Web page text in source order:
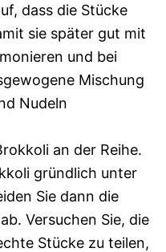
dass die Stücke
sie später gut mit
und bei
Mischung
Nudeln
an der Reihe.
gründlich unter
Sie dann die
Versuchen Sie, die
Stücke zu teilen,